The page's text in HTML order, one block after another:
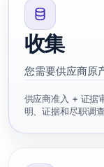
收集
您需要供应商原
供应商准入 + 证据
明、证据和尽职调查